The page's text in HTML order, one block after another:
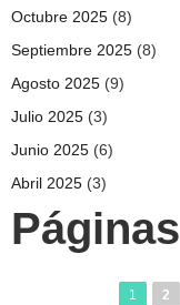
Octubre 2025 (8)
Septiembre 2025 (8)
Agosto 2025 (9)
Julio 2025 (3)
Junio 2025 (6)
Abril 2025 (3)
Páginas
1 2